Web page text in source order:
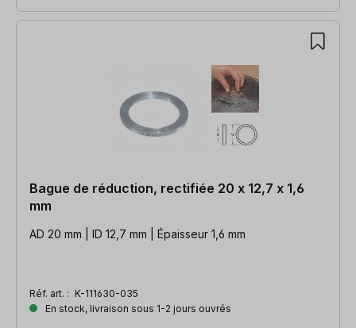
Bague de réduction, rectifiée 20 x 12,7 x 1,6
mm
AD 20 mm | ID 12,7 mm | Épaisseur 1,6 mm
Réf. art. : K-111630-035
En stock, livraison sous 1-2 jours ouvrés